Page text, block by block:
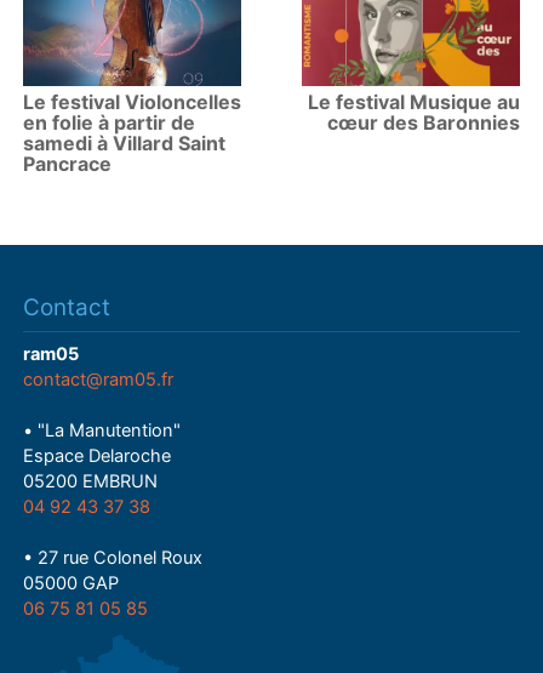
Le festival Violoncelles
en folie à partir de
samedi à Villard Saint
Pancrace
Le festival Musique au
cœur des Baronnies
Contact
ram05
contact@ram05.fr
• "La Manutention"
Espace Delaroche
05200 EMBRUN
04 92 43 37 38
• 27 rue Colonel Roux
05000 GAP
06 75 81 05 85